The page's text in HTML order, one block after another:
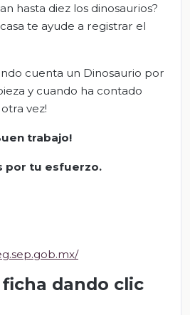
hasta diez los dinosaurios?
te ayude a registrar el
cuenta un Dinosaurio por
y cuando ha contado
vez!
trabajo!
por tu esfuerzo.
dando clic